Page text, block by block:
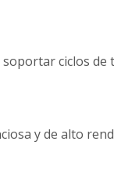
ciclos de
y de alto